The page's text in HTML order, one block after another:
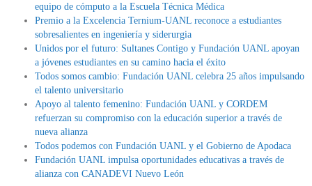
equipo de cómputo a la Escuela Técnica Médica
Premio a la Excelencia Ternium-UANL reconoce a estudiantes
sobresalientes en ingeniería y siderurgia
Unidos por el futuro: Sultanes Contigo y Fundación UANL apoyan
a jóvenes estudiantes en su camino hacia el éxito
Todos somos cambio: Fundación UANL celebra 25 años impulsando
el talento universitario
Apoyo al talento femenino: Fundación UANL y CORDEM
refuerzan su compromiso con la educación superior a través de
nueva alianza
Todos podemos con Fundación UANL y el Gobierno de Apodaca
Fundación UANL impulsa oportunidades educativas a través de
alianza con CANADEVI Nuevo León